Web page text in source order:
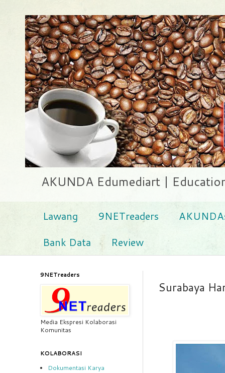
AKUNDA Edumediart |
Lawang 9NETreaders
Bank Data
Review
Surabaya
9NETreaders
Media Ekspresi Kolaborasi
Komunitas
KOLABORASI
Dokumentasi Karya